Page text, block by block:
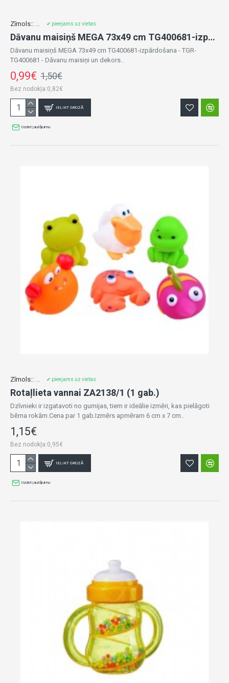
Zīmols:: ... ✔ pieejams uz vietas
Dāvanu maisiņš MEGA 73x49 cm TG400681-izpārdošana
Dāvanu maisiņš MEGA 73x49 cm TG400681-izpārdošana - TGR-
TG400681 - Dāvanu maisiņi un dekors..
0,99€ 1,50€
Bez nodokļa:0,82€
IELIKT GROZĀ
Uzdot jautājumu
Zīmols:: ... ✔ pieejams uz vietas
Rotaļlieta vannai ZA2138/1 (1 gab.)
Dzīvnieki ir izgatavoti no gumijas, tiem ir ideālie izmēri, kas pielāgoti
bērna rokām.Cena par 1 gab.Izmērs apmēram 6 cm x 7 cm..
1,15€
Bez nodokļa:0,95€
IELIKT GROZĀ
Uzdot jautājumu